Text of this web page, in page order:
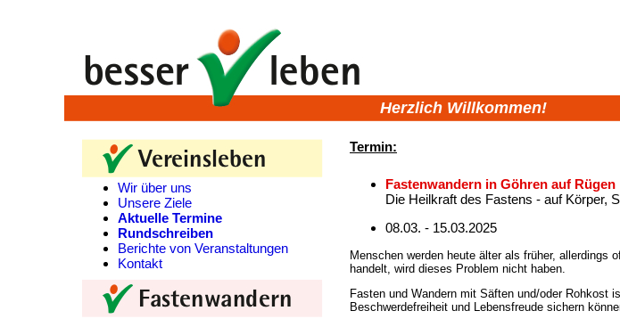
Herzlich Willkommen!
Wir über uns
Unsere Ziele
Aktuelle Termine
Rundschreiben
Berichte von Veranstaltungen
Kontakt
Termin:
Fastenwandern in Göhren auf Rügen
Die Heilkraft des Fastens - auf Körper,
08.03. - 15.03.2025
Menschen werden heute älter als früher, allerdings
handelt, wird dieses Problem nicht haben.
Fasten und Wandern mit Säften und/oder Rohkost
Beschwerdefreiheit und Lebensfreude sichern